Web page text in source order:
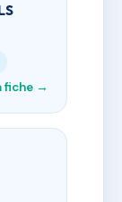
fiche →